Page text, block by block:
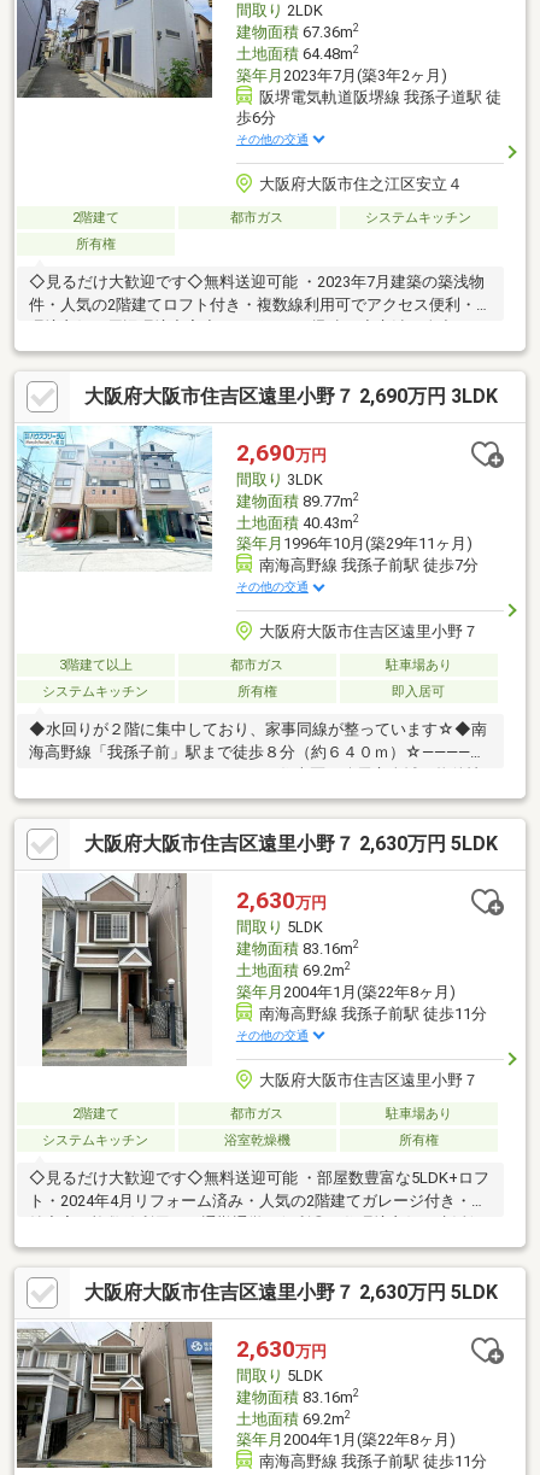
間取り 2LDK
建物面積67.36m2
土地面積64.48m2
築年月 2023年7月(築3年2ヶ月)
阪堺電気軌道阪堺線 我孫子道駅 徒
歩6分
その他の交通
大阪府大阪市住之江区安立４
2階建て 都市ガス
システムキッチン
所有権
◇見るだけ大歓迎です◇無料送迎可能 ・2023年7月建築の築浅物
件・人気の2階建てロフト付き・複数線利用可でアクセス便利・住
環境良好・周辺環境充実◆レスポンスは迅速に◆交渉は全力です
◆‐多忙なお客様の「面倒だな」をフルサポート致します‐◆「と
りあえず見たい」「他社でローンを断られた」「他社の物件もま
とめて見てみたい」「相談だけしてみたい」「しっかり交渉して
ほしい」「無駄を省きたい」等お気軽にご連絡下さいませ。
大阪府大阪市住吉区遠里小野７ 2,690万円 3LDK
2,690万円
間取り 3LDK
建物面積89.77m2
土地面積40.43m2
築年月 1996年10月(築29年11ヶ月)
南海高野線 我孫子前駅 徒歩7分
その他の交通
大阪府大阪市住吉区遠里小野７
3階建て以上 都市ガス
駐車場あり
システムキッチン
所有権 即入居可
◆水回りが２階に集中しており、家事同線が整っています☆◆南
海高野線「我孫子前」駅まで徒歩８分（約６４０ｍ）☆――――＊
報取り扱い可能！■ハウスフリーダムは【東証スタンダード上場
企業】です☆■物件多数揃えております！是非店頭へお越し下さ
い♪■頭金０円のフルローンが可能です♪■お客様のライフプランに
沿った物件をご提案させて頂きます☆■不動産購入や住宅ローン
についてお気軽にお問合せ下さい♪■ご来店の際は、店舗横に駐車
スペース４台分ございます♪■住吉区・八尾市の【中古戸建】なら
ハウスフリーダム八尾店 +o☆*.+o◇
大阪府大阪市住吉区遠里小野７ 2,630万円 5LDK
2,630万円
間取り 5LDK
建物面積83.16m2
土地面積69.2m2
築年月 2004年1月(築22年8ヶ月)
南海高野線 我孫子前駅 徒歩11分
その他の交通
大阪府大阪市住吉区遠里小野７
2階建て 都市ガス
駐車場あり
システムキッチン
浴室乾燥機 所有権
◇見るだけ大歓迎です◇無料送迎可能 ・部屋数豊富な5LDK+ロフ
ト・2024年4月リフォーム済み・人気の2階建てガレージ付き・収
納充実・複数線利用可で通勤通学に便利◎・住環境良好・生活便
利な周辺環境◇レスポンスは迅速に◇交渉は全力です◆‐多忙なお
客様の「面倒だな」をフルサポート致します‐◆「とりあえず見た
い」「他社でローンを断られた」「他社の物件もまとめて見てみ
たい」「相談だけしてみたい」「しっかり交渉してほしい」「無
駄を省きたい」等お気軽にご連絡下さいませ。
大阪府大阪市住吉区遠里小野７ 2,630万円 5LDK
2,630万円
間取り 5LDK
建物面積83.16m2
土地面積69.2m2
築年月 2004年1月(築22年8ヶ月)
南海高野線 我孫子前駅 徒歩11分